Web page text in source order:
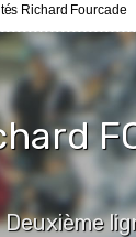
Richard Fourcade
Deuxième